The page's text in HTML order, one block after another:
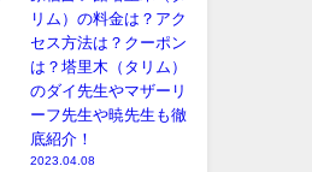
リム）の料金は？アク
セス方法は？クーポン
は？塔里木（タリム）
のダイ先生やマザーリ
ーフ先生や暁先生も徹
底紹介！
2023.04.08